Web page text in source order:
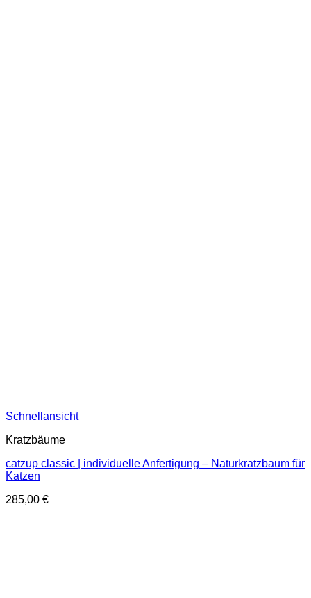
Schnellansicht
Kratzbäume
catzup classic | individuelle Anfertigung – Naturkratzbaum für
Katzen
285,00 €